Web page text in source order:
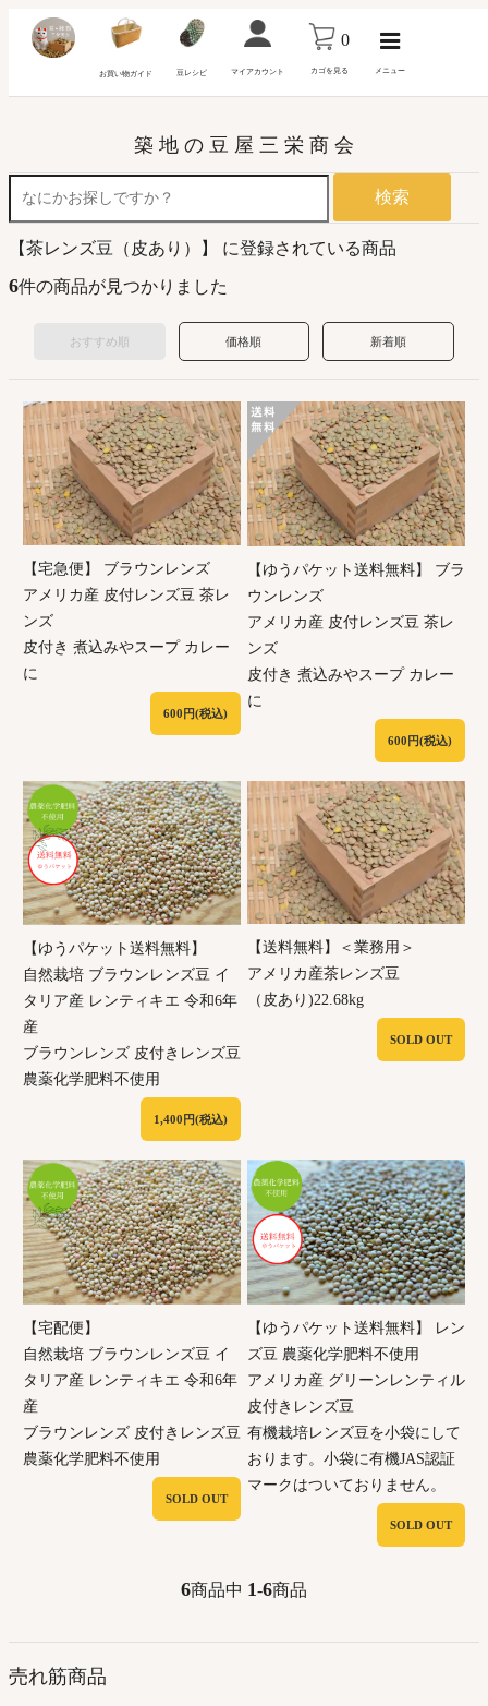
お買い物ガイド 豆レシピ マイアカウント
0
カゴを見る メニュー
築 地 の 豆 屋 三 栄 商 会
検索
【茶レンズ豆（皮あり）】 に登録されている商品
6件の商品が見つかりました
おすすめ順 価格順 新着順
【宅急便】 ブラウンレンズ
アメリカ産 皮付レンズ豆 茶レ
ンズ
皮付き 煮込みやスープ カレー
に
600円(税込)
【ゆうパケット送料無料】 ブラ
ウンレンズ
アメリカ産 皮付レンズ豆 茶レ
ンズ
皮付き 煮込みやスープ カレー
に
600円(税込)
【ゆうパケット送料無料】
自然栽培 ブラウンレンズ豆 イ
タリア産 レンティキエ 令和6年
産
ブラウンレンズ 皮付きレンズ豆
農薬化学肥料不使用
1,400円(税込)
【送料無料】＜業務用＞
アメリカ産茶レンズ豆
（皮あり)22.68kg
SOLD OUT
【宅配便】
自然栽培 ブラウンレンズ豆 イ
タリア産 レンティキエ 令和6年
産
ブラウンレンズ 皮付きレンズ豆
農薬化学肥料不使用
SOLD OUT
【ゆうパケット送料無料】 レン
ズ豆 農薬化学肥料不使用
アメリカ産 グリーンレンティル
皮付きレンズ豆
有機栽培レンズ豆を小袋にして
おります。小袋に有機JAS認証
マークはついておりません。
SOLD OUT
6商品中 1-6商品
売れ筋商品